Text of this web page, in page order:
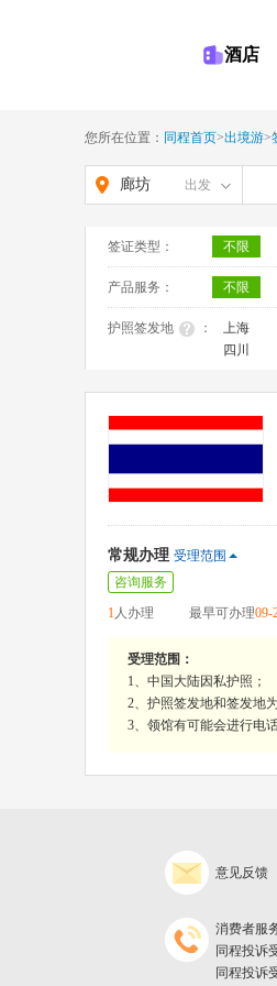
酒店
您所在位置： 同程首页>出境游>
廊坊 出发
签证类型： 不限
产品服务： 不限
护照签发地 ： 上海
四川
常规办理 受理范围
咨询服务
1人办理 最早可办理09-
受理范围：
1、中国大陆因私护照；
2、护照签发地和签发地
3、领馆有可能会进行电
意见反馈
消费者服
同程投诉
同程投诉